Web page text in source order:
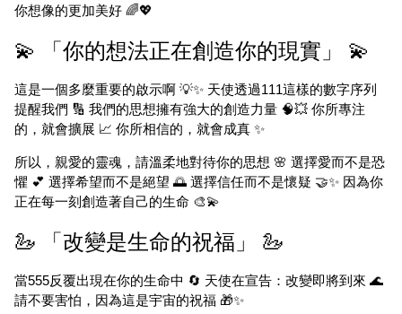
你想像的更加美好 🌈💖
💫 「你的想法正在創造你的現實」 💫
這是一個多麼重要的啟示啊 💡✨ 天使透過111這樣的數字序列
提醒我們 🔢 我們的思想擁有強大的創造力量 🧠💥 你所專注
的，就會擴展 📈 你所相信的，就會成真 ✨
所以，親愛的靈魂，請溫柔地對待你的思想 🌸 選擇愛而不是恐
懼 💕 選擇希望而不是絕望 🌅 選擇信任而不是懷疑 🤝✨ 因為你
正在每一刻創造著自己的生命 🎨💫
🦢 「改變是生命的祝福」 🦢
當555反覆出現在你的生命中 🔄 天使在宣告：改變即將到來 🌊
請不要害怕，因為這是宇宙的祝福 🎁✨